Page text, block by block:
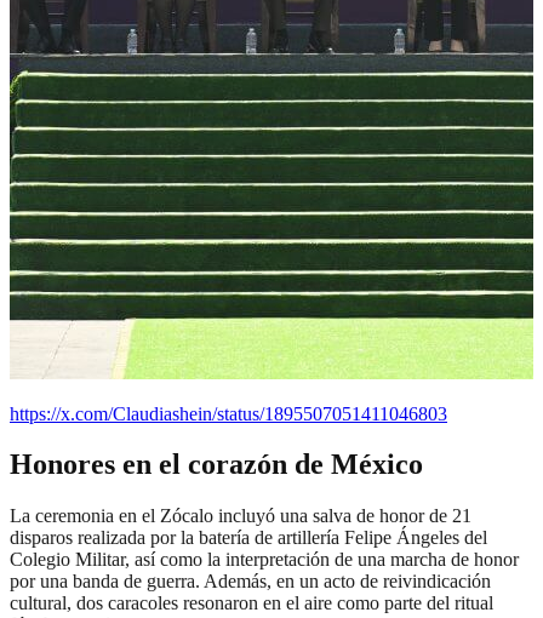
https://x.com/Claudiashein/status/1895507051411046803
Honores en el corazón de México
La ceremonia en el Zócalo incluyó una salva de honor de 21
disparos realizada por la batería de artillería Felipe Ángeles del
Colegio Militar, así como la interpretación de una marcha de honor
por una banda de guerra. Además, en un acto de reivindicación
cultural, dos caracoles resonaron en el aire como parte del ritual